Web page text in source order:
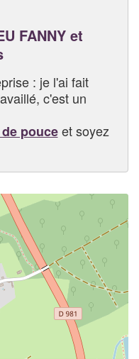
FANNY et
: je l'ai fait
c'est un
pouceet soyez